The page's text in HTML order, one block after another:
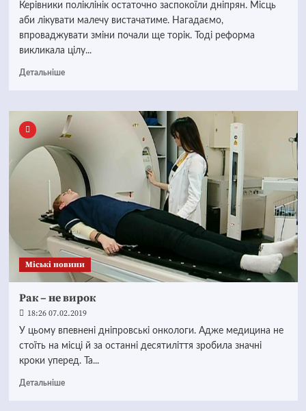
Керівники поліклінік остаточно заспокоїли дніпрян. Місць
аби лікувати малечу вистачатиме. Нагадаємо,
впроваджувати зміни почали ще торік. Тоді реформа
викликала цілу...
Детальніше
Mіські новини
Рак – не вирок
18:26 07.02.2019
У цьому впевнені дніпровські онкологи. Адже медицина не
стоїть на місці й за останні десятиліття зробила значні
кроки уперед. Та...
Детальніше